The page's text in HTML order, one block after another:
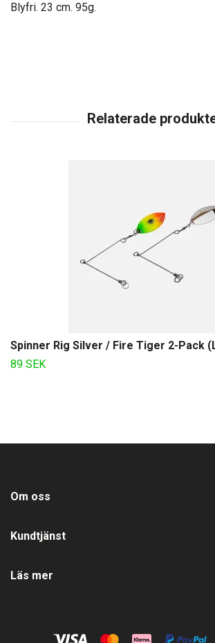
Blyfri. 23 cm. 95g.
Spinner Rig Silver / Fire Tiger 2-Pack
89 SEK
Om oss
Kundtjänst
Läs mer